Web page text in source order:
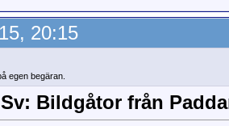
20:15
egen begäran.
Bildgåtor från